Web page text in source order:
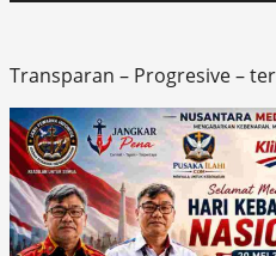
Transparan – Progresive –